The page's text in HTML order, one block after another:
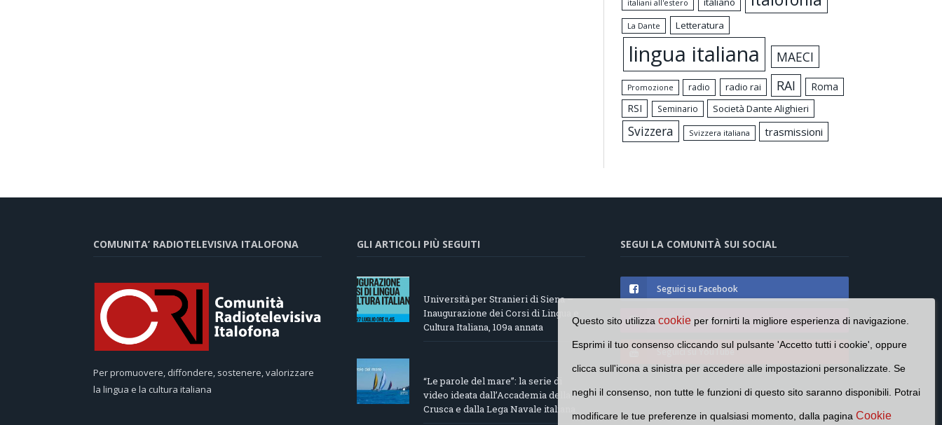
italiani all'estero
La Dante Letteratura
lingua italiana MAECI
Promozione radio radio rai RAI
Roma
RSI
Seminario Società Dante Alighieri
Svizzera Svizzera italiana trasmissioni
COMUNITA’ RADIOTELEVISIVA ITALOFONA
Per promuovere, diffondere, sostenere, valorizzare
la lingua e la cultura italiana
GLI ARTICOLI PIÙ SEGUITI
Università per Stranieri di Siena –
Inaugurazione dei Corsi di Lingua e
Cultura Italiana, 109a annata
“Le parole del mare”: la serie di
video ideata dall’Accademia della
Crusca e dalla Lega Navale italiana
SEGUI LA COMUNITÀ SUI SOCIAL
Seguici su Facebook
Seguici su Instagram
Seguici su YouTube
Questo sito utilizzacookie per fornirti la migliore esperienza di navigazione.
Esprimi il tuo consenso cliccando sul pulsante 'Accetto tutti i cookie', oppure
clicca sull'icona a sinistra per accedere alle impostazioni personalizzate. Se
neghi il consenso, non tutte le funzioni di questo sito saranno disponibili. Potrai
modificare le tue preferenze in qualsiasi momento, dalla pagina Cookie